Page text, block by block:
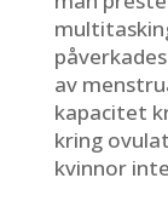
av
kapacitet
kring
kvinnor